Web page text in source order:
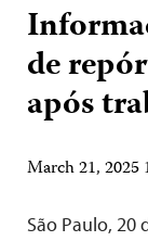
de
após
March 21,
São Paulo,